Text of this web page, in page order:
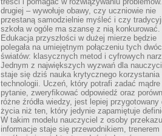
drugiej – wywołuje obawy, czy uczniowie nie
przestaną samodzielnie myśleć i czy
szkoła w ogóle ma szansę z nią konkurować.
Edukacja przyszłości w dużej mierze będzie
polegała na umiejętnym połączeniu tych
światów: klasycznych metod i cyfrowych
Jednym z największych wyzwań dla
staje się dziś nauka krytycznego korzystania
technologii. Uczeń, który potrafi zadać mądre
pytanie, zweryfikować odpowiedź oraz
różne źródła wiedzy, jest lepiej przygotowany
życia niż ten, który jedynie zapamiętuje
W takim modelu nauczyciel z osoby
informacje staje się przewodnikiem, trenerem